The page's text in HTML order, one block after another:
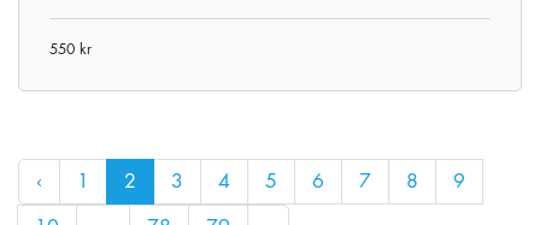
550 kr
‹ 1 2 3 4 5 6 7 8
9